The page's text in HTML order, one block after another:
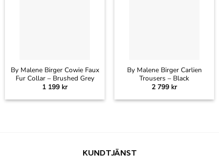
By Malene Birger Cowie Faux
Fur Collar – Brushed Grey
1 199 kr
By Malene Birger Carlien
Trousers – Black
2 799 kr
KUNDTJÄNST